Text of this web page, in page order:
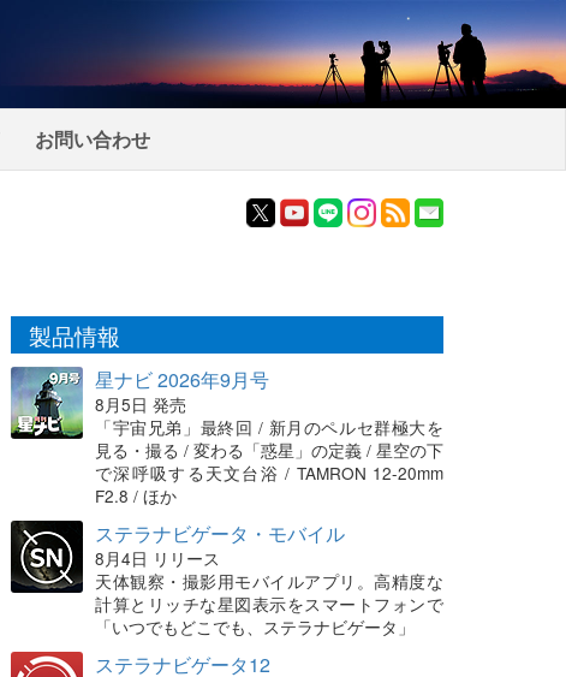
お問い合わせ
製品情報
星ナビ 2026年9月号
8月5日 発売
「宇宙兄弟」最終回 / 新月のペルセ群極大を
見る・撮る / 変わる「惑星」の定義 / 星空の下
で深呼吸する天文台浴 / TAMRON 12-20mm
F2.8 / ほか
ステラナビゲータ・モバイル
8月4日 リリース
天体観察・撮影用モバイルアプリ。高精度な
計算とリッチな星図表示をスマートフォンで
「いつでもどこでも、ステラナビゲータ」
ステラナビゲータ12